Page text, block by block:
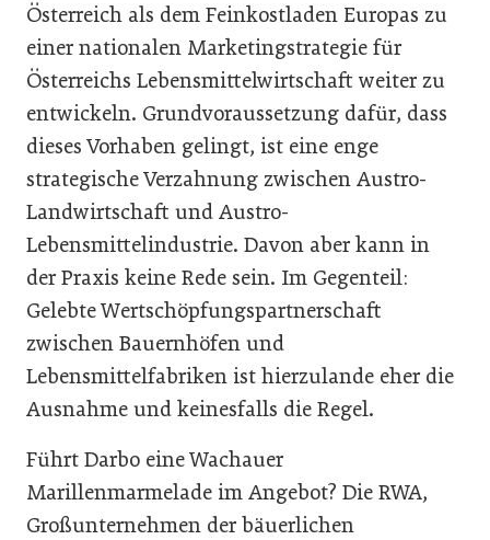
Österreich als dem Feinkostladen Europas zu
einer nationalen Marketingstrategie für
Österreichs Lebensmittelwirtschaft weiter zu
entwickeln. Grundvoraussetzung dafür, dass
dieses Vorhaben gelingt, ist eine enge
strategische Verzahnung zwischen Austro-
Landwirtschaft und Austro-
Lebensmittelindustrie. Davon aber kann in
der Praxis keine Rede sein. Im Gegenteil:
Gelebte Wertschöpfungspartnerschaft
zwischen Bauernhöfen und
Lebensmittelfabriken ist hierzulande eher die
Ausnahme und keinesfalls die Regel.
Führt Darbo eine Wachauer
Marillenmarmelade im Angebot? Die RWA,
Großunternehmen der bäuerlichen